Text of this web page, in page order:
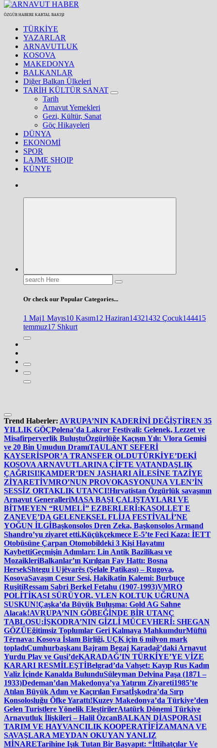
ÖZGÜR HABERE KARTAL BAKIŞI
TÜRKİYE
YAZARLAR
ARNAVUTLUK
KOSOVA
MAKEDONYA
BALKANLAR
Diğer Balkan Ülkeleri
TARİH KÜLTÜR SANAT
Tarih
Arnavut Yemekleri
Gezi, Kültür, Sanat
Göç Hikayeleri
DÜNYA
EKONOMİ
SPOR
LAJME SHQIP
KÜNYE
Search
for:
Or check our Popular Categories...
1 Maj1 Mayıs10 Kasım12 Haziran14321432 Çocuk144415
temmuz17 Shkurt
Trend Haberler: AVRUPA’NIN KADERİNİ DEĞİŞTİREN 35
YILLIK GÖÇPolena’da Lakror Festivali: Gelenek, Lezzet ve
Misafirperverlik BuluştuÖzgürlüğe Kaçışın Yılı: Vlora Gemisi
ve 20 Bin Umudun DramıTAULANT SEFERİ
KAYSERİSPOR’A TRANSFER OLDUTÜRKİYE’DEKİ
KOSOVA ARNAVUTLARINA ÇİFTE VATANDAŞLIK
ÇAĞRISI!KAMDER’DEN JASHARI AİLESİNE TAZİYE
ZİYARETİVMRO’NUN PROVOKASYONUNA VLEN’İN
SESSİZ ORTAKLIK UTANCI!Hırvatistan Özgürlük savaşının
Arnavut GeneralleriMASA BAŞI ÇALIŞTAYLARI VE
BİTMEYEN “RUMELİ” EZBERLERİ:KASOLLET E
ZANEVE’DA GELENEKSEL FLİJA FESTİVALİ’NE
YOĞUN İLGİBaşkonsolos Dren Zeka, Başkonsolos Armand
Shandro’yu ziyaret etti.Küçükçekmece E-5’te Feci Kaza: İETT
Otobüsüne Çarpan Otomobildeki 3 Kişi Hayatını
KaybettiGeçmişin Adımları: Lin Antik Bazilikası ve
MozaikleriBalkanlar’ın Kırılgan Fay Hattı: Bosna
HersekShtegu i Ujëvarës (Şelale Patikası) – Rugova,
KosovaSavaşın Cesur Sesi, Hakikatin Kalemi: Burbuçe
RuşitiRessam Sabri Berkel Fetahu (1907-1993)VMRO
POLİTİKASI SÜRÜYOR, VLEN KOLTUK UĞRUNA
SUSKUN!Çaşka’da Büyük Buluşma: Gold AG Sahne
Alacak!AVRUPA’NIN GÖBEĞİNDE BİR UTANÇ
TABLOSU:İŞKODRA’NIN GİZLİ MÜCEVHERİ: SHEGAN
GÖZÜEğitimsiz Toplumlar Geri Kalmaya MahkumdurMüftü
Tërnava: Kosova İslam Birliği, UÇK için 6 milyon mark
topladıCumhurbaşkanı Bajram Begaj Karadağ’daki Arnavut
Yurdu Plav ve Gusi’deKARADAĞ’IN TÜRKİYE’YE VİZE
KARARI RESMİLEŞTİBelgrad’da Vahşet: Kayıp Rus Kadın
Valiz İçinde Kanalda BulunduSüleyman Delvina Paşa (1871 –
1933)Dedeman’dan Makedonya’ya Yatırım Ziyareti1985’te
Atılan Büyük Adım ve Kaçırılan Fırsatİşkodra’da Sırp
Konsolosluğu Öfke Yarattı!Kuzey Makedonya’da Türkiye’den
Gelen Turistlere Yönelik EleştirilerAtatürk Dönemi Türkiye
Arnavutluk İlişkileri – Halil ÖzcanBALKAN DİASPORASI
TARIM VE HAYVANCILIK KOOPERATİFİZAMANA VE
SAVAŞLARA MEYDAN OKUYAN YANLIZ
MİNARETarihine Işık Tutan Bir Başyapıt: “İttihatçılar Ve